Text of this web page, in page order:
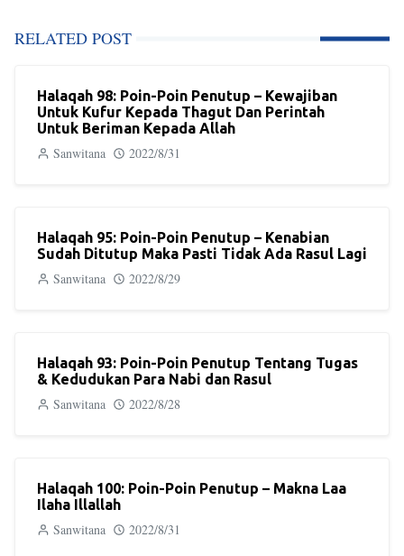
RELATED POST
Halaqah 98: Poin-Poin Penutup – Kewajiban
Untuk Kufur Kepada Thagut Dan Perintah
Untuk Beriman Kepada Allah
Sanwitana 2022/8/31
Halaqah 95: Poin-Poin Penutup – Kenabian
Sudah Ditutup Maka Pasti Tidak Ada Rasul Lagi
Sanwitana 2022/8/29
Halaqah 93: Poin-Poin Penutup Tentang Tugas
& Kedudukan Para Nabi dan Rasul
Sanwitana 2022/8/28
Halaqah 100: Poin-Poin Penutup – Makna Laa
Ilaha Illallah
Sanwitana 2022/8/31